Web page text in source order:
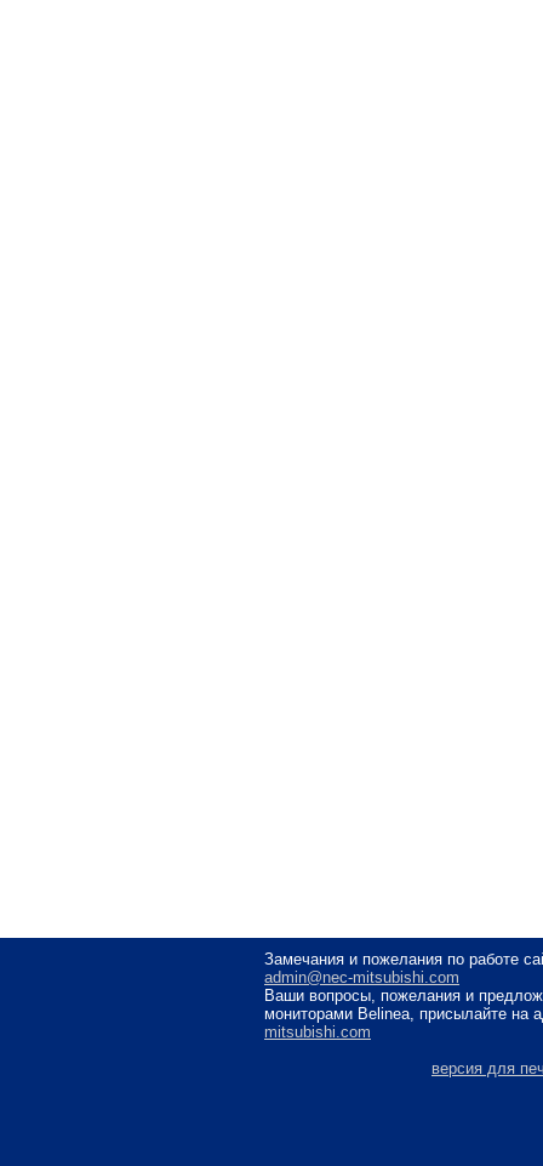
Замечания и пожелания по работе
admin@nec-mitsubishi.com
Ваши вопросы, пожелания и
мониторами Belinea, присылайте на
mitsubishi.com
версия для